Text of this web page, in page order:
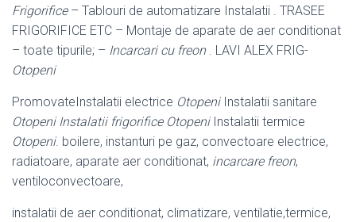
Frigorifice– Tablouri de automatizare Instalatii . TRASEE
FRIGORIFICE ETC – Montaje de aparate de aer conditionat
– toate tipurile; – Incarcari cu freon. LAVI ALEX FRIG-
Otopeni
PromovateInstalatii electrice OtopeniInstalatii sanitare
Otopeni Instalatii frigorifice OtopeniInstalatii termice
Otopeni. boilere, instanturi pe gaz, convectoare electrice,
radiatoare, aparate aer conditionat, incarcare freon,
ventiloconvectoare,
instalatii de aer conditionat, climatizare, ventilatie,termice,